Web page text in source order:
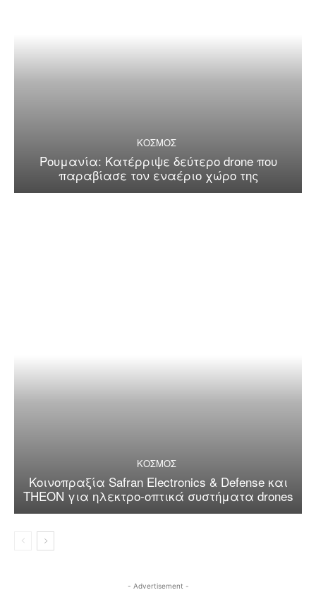
ΚΟΣΜΟΣ
Ρουμανία: Κατέρριψε δεύτερο drone που
παραβίασε τον εναέριο χώρο της
ΚΟΣΜΟΣ
Κοινοπραξία Safran Electronics & Defense και
THEON για ηλεκτρο-οπτικά συστήματα drones
- Advertisement -